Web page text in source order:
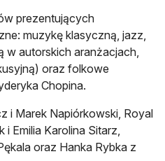
prezentujących
muzykę klasyczną, jazz,
w autorskich aranżacjach,
oraz folkowe
Chopina.
i Marek Napiórkowski, Royal
Emilia Karolina Sitarz,
oraz Hanka Rybka z